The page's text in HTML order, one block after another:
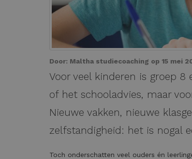
Door: Maltha studiecoaching op 15 mei
Voor veel kinderen is groep 8
of het schooladvies, maar
Nieuwe vakken, nieuwe
zelfstandigheid: het is nogal
Toch onderschatten veel ouders én